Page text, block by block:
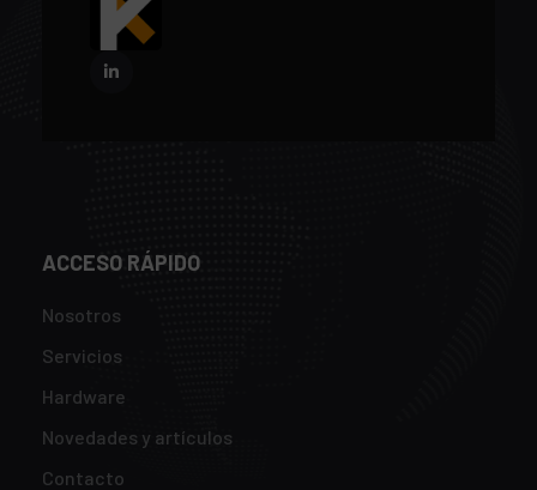
ACCESO RÁPIDO
Nosotros
Servicios
Hardware
Novedades y artículos
Contacto